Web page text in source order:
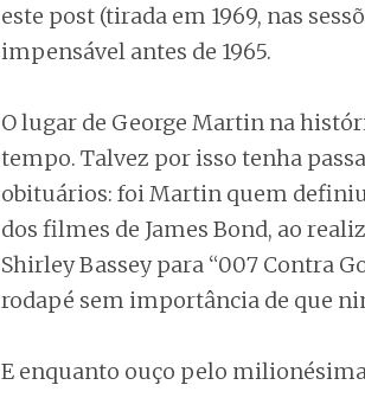
este post (tirada em 1969, nas
impensável antes de 1965.
O lugar de George Martin na
tempo. Talvez por isso tenha
obituários: foi Martin quem
dos filmes de James Bond, ao
Shirley Bassey para “007 Contra
rodapé sem importância de que
E enquanto ouço pelo